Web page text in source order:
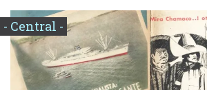
- Central -